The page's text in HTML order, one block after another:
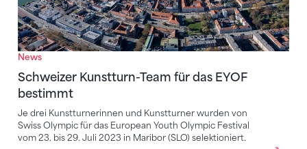
News
Schweizer Kunstturn-Team für das EYOF
bestimmt
Je drei Kunstturnerinnen und Kunstturner wurden von
Swiss Olympic für das European Youth Olympic Festival
vom 23. bis 29. Juli 2023 in Maribor (SLO) selektioniert.